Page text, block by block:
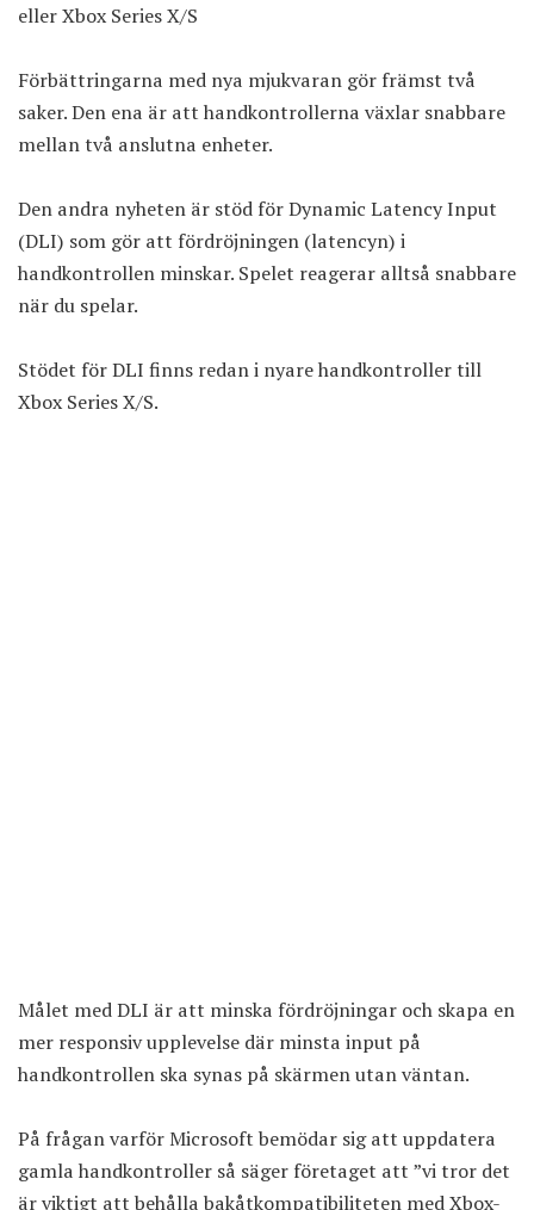
eller Xbox Series X/S
Förbättringarna med nya mjukvaran gör främst två
saker. Den ena är att handkontrollerna växlar snabbare
mellan två anslutna enheter.
Den andra nyheten är stöd för Dynamic Latency Input
(DLI) som gör att fördröjningen (latencyn) i
handkontrollen minskar. Spelet reagerar alltså snabbare
när du spelar.
Stödet för DLI finns redan i nyare handkontroller till
Xbox Series X/S.
Målet med DLI är att minska fördröjningar och skapa en
mer responsiv upplevelse där minsta input på
handkontrollen ska synas på skärmen utan väntan.
På frågan varför Microsoft bemödar sig att uppdatera
gamla handkontroller så säger företaget att ”vi tror det
är viktigt att behålla bakåtkompatibiliteten med Xbox-